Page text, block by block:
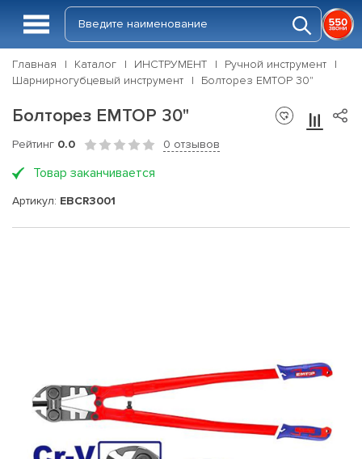
Главная Каталог ИНСТРУМЕНТ
Ручной инструмент
Шарнирногубцевый инструмент
Болторез EMTOP 30"
Болторез EMTOP 30"
Рейтинг 0.0 0 отзывов
Товар заканчивается
Артикул: EBCR3001